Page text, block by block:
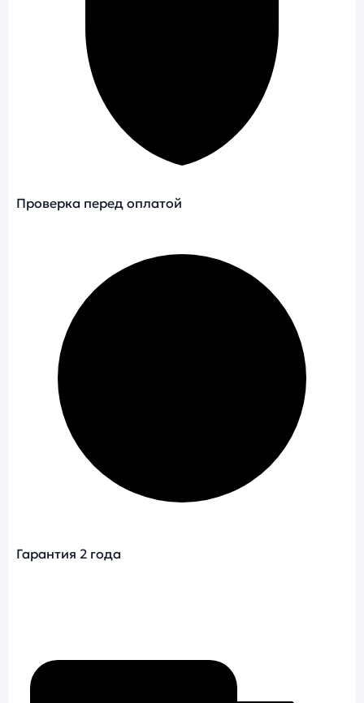
Проверка перед оплатой
Гарантия 2 года